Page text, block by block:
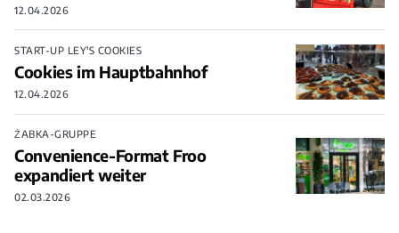
12.04.2026
START-UP LEY'S COOKIES
Cookies im Hauptbahnhof
12.04.2026
ŻABKA-GRUPPE
Convenience-Format Froo
expandiert weiter
02.03.2026